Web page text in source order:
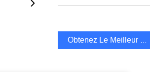
Obtenez Le Meilleur Prix